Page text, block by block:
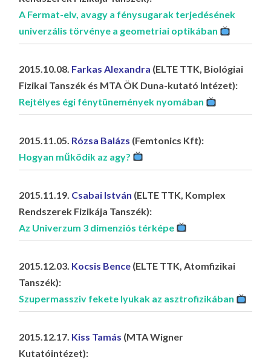
A Fermat-elv, avagy a fénysugarak terjedésének
univerzális törvénye a geometriai optikában
2015.10.08. Farkas Alexandra (ELTE TTK, Biológiai
Fizikai Tanszék és MTA ÖK Duna-kutató Intézet):
Rejtélyes égi fénytünemények nyomában
2015.11.05. Rózsa Balázs (Femtonics Kft):
Hogyan működik az agy?
2015.11.19. Csabai István (ELTE TTK, Komplex
Rendszerek Fizikája Tanszék):
Az Univerzum 3 dimenziós térképe
2015.12.03. Kocsis Bence (ELTE TTK, Atomfizikai
Tanszék):
Szupermassziv fekete lyukak az asztrofizikában
2015.12.17. Kiss Tamás (MTA Wigner
Kutatóintézet):